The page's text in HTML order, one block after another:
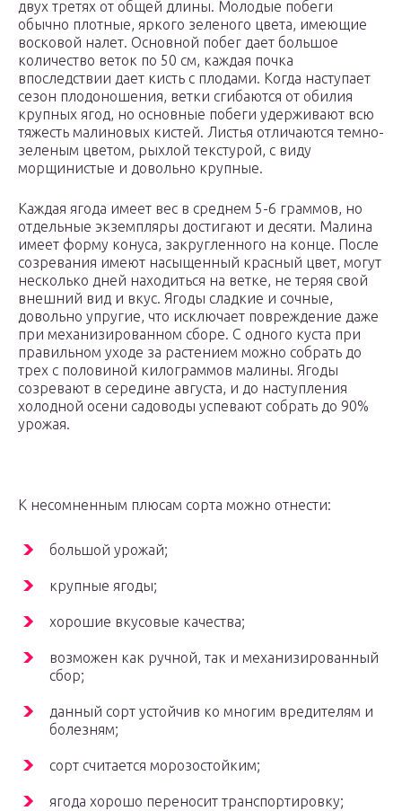
двух третях от общей длины. Молодые побеги
обычно плотные, яркого зеленого цвета, имеющие
восковой налет. Основной побег дает большое
количество веток по 50 см, каждая почка
впоследствии дает кисть с плодами. Когда наступает
сезон плодоношения, ветки сгибаются от обилия
крупных ягод, но основные побеги удерживают всю
тяжесть малиновых кистей. Листья отличаются темно-
зеленым цветом, рыхлой текстурой, с виду
морщинистые и довольно крупные.
Каждая ягода имеет вес в среднем 5-6 граммов, но
отдельные экземпляры достигают и десяти. Малина
имеет форму конуса, закругленного на конце. После
созревания имеют насыщенный красный цвет, могут
несколько дней находиться на ветке, не теряя свой
внешний вид и вкус. Ягоды сладкие и сочные,
довольно упругие, что исключает повреждение даже
при механизированном сборе. С одного куста при
правильном уходе за растением можно собрать до
трех с половиной килограммов малины. Ягоды
созревают в середине августа, и до наступления
холодной осени садоводы успевают собрать до 90%
урожая.
К несомненным плюсам сорта можно отнести:
большой урожай;
крупные ягоды;
хорошие вкусовые качества;
возможен как ручной, так и механизированный
сбор;
данный сорт устойчив ко многим вредителям и
болезням;
сорт считается морозостойким;
ягода хорошо переносит транспортировку;